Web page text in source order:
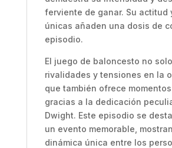
ferviente de ganar. Su actitud
únicas añaden una dosis de
episodio.
El juego de baloncesto no
rivalidades y tensiones en la
que también ofrece
gracias a la dedicación
Dwight. Este episodio se
un evento memorable,
dinámica única entre los